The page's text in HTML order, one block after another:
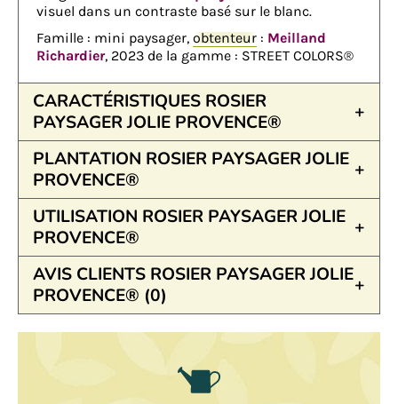
visuel dans un contraste basé sur le blanc.
Famille : mini paysager, obtenteur : Meilland
Richardier, 2023 de la gamme : STREET COLORS®
CARACTÉRISTIQUES ROSIER
PAYSAGER JOLIE PROVENCE®
PLANTATION ROSIER PAYSAGER JOLIE
PROVENCE®
UTILISATION ROSIER PAYSAGER JOLIE
PROVENCE®
AVIS CLIENTS ROSIER PAYSAGER JOLIE
PROVENCE® (0)